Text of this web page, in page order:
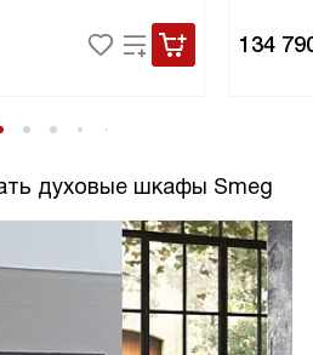
134
духовые шкафы Smeg